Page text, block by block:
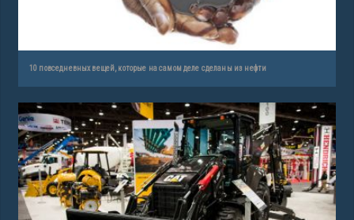
10 повседневных вещей, которые на самом деле сделаны из нефти